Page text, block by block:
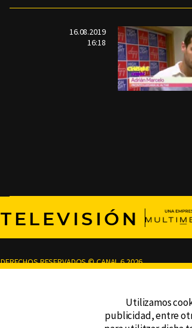
16.08.2019
16:18
TELEVISIÓN
DERECHOS RESERVADOS © CANAL 6 2026
Utilizamos
publicidad, entre